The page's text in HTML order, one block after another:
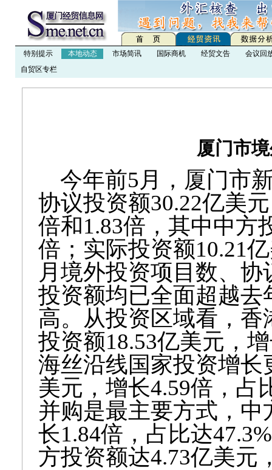
特别提示 本地动态 市场简讯 国际商机 经贸文告
会议回
自贸区专栏
厦门市
今年前5 月，厦门市
协议投资额30.22亿美
倍和1.83倍，其中中方
倍；实际投资额10.21
月境外投资项目数、
投资额均已全面超越
高。从投资区域看，
投资额18.53亿美元，
海丝沿线国家投资增
美元，增长4.59倍，占
并购是最主要方式，中
长1.84倍，占比达47.3%
方投资额达4.73亿美元